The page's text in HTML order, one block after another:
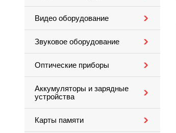
Видео оборудование
Звуковое оборудование
Оптические приборы
Аккумуляторы и зарядные
устройства
Карты памяти